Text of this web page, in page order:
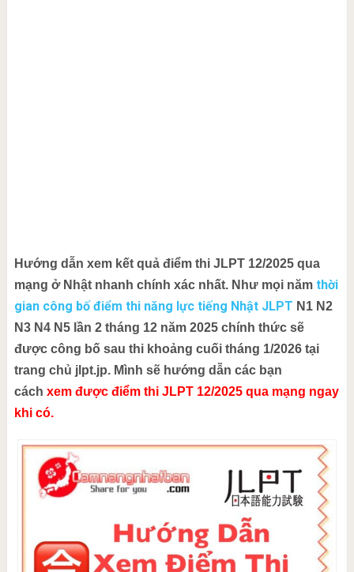
Hướng dẫn xem kết quả điểm thi JLPT 12/2025 qua
mạng ở Nhật nhanh chính xác nhất. Như mọi năm thời
gian công bố điểm thi năng lực tiếng Nhật JLPT N1 N2
N3 N4 N5 lần 2 tháng 12 năm 2025 chính thức sẽ
được công bố sau thi khoảng cuối tháng 1/2026 tại
trang chủ jlpt.jp. Mình sẽ hướng dẫn các bạn
cách xem được điểm thi JLPT 12/2025 qua mạng ngay
khi có.